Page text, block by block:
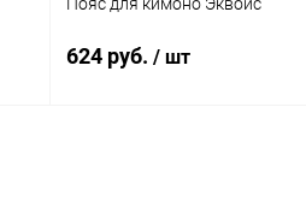
624 руб. / шт